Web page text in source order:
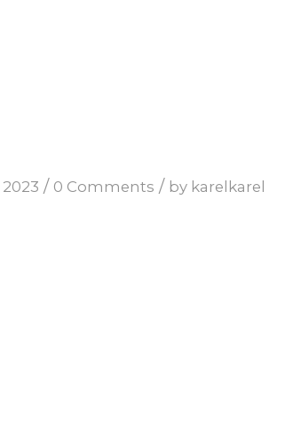
2023 / 0 Comments / by karelkarel